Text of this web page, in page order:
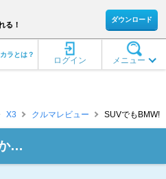
る！
ダウンロード
メニュー
ログイン
ラとは？
X3 クルマレビュー SUVでも
…